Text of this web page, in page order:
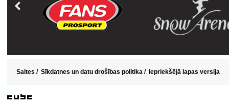
Saites / Sīkdatnes un datu drošības politika / Iepriekšējā lapas versija